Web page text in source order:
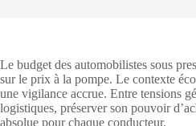
Le budget des automobilistes sous
sur le prix à la pompe. Le contexte
une vigilance accrue. Entre tensions
logistiques, préserver son pouvoir
absolue pour chaque conducteur.